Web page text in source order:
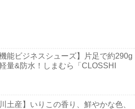
機能ビジネスシューズ】片足で約290g
量&防水！しまむら「CLOSSHI
川土産】いりこの香り、鮮やかな色、